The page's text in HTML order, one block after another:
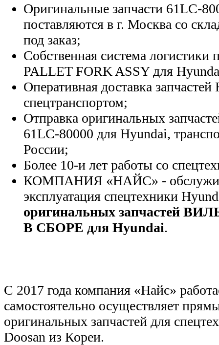
Оригинальные запчасти 61LC-
поставляются в г. Москва со
под заказ;
Собственная система логистики
PALLET FORK ASSY для
Оперативная доставка
спецтранспортом;
Отправка оригинальных
61LC-80000 для Hyundai,
России;
Более 10-и лет работы со
КОМПАНИЯ «НАЙС» -
эксплуатация спецтехники
оригинальных запчастей
В СБОРЕ для Hyundai.
С 2017 года компания «Найс»
самостоятельно осуществляет
оригинальных запчастей для
Doosan из Кореи.